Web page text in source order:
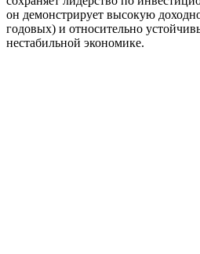
он демонстрирует высокую
годовых) и относительно
нестабильной экономике.